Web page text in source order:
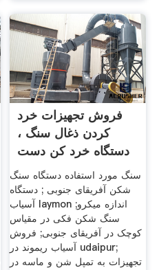
فروش تجهیزات خرد
کردن ذغال سنگ ،
دستگاه خرد کن دست
دوم
سنگ مورد استفاده دستگاه سنگ
شکن آفریقای جنوبی ; دستگاه
آسیاب laymon اندازه میکرو;
سنگ شکن فکی در مقیاس
کوچک در آفریقای جنوبی; فروش
آسیاب ریموند در udaipur;
تجهیزات به تمپل شن و ماسه در